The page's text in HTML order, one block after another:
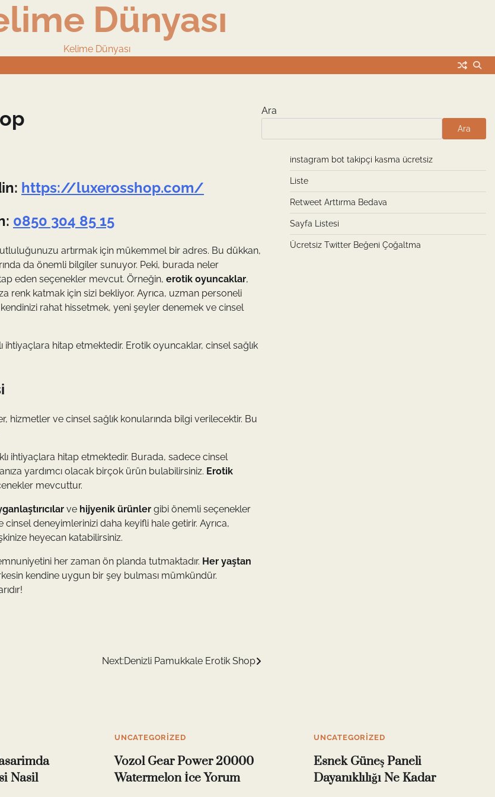
Dünyası
Kelime Dünyası
https://luxerosshop.com/
0850 304 85 15
artırmak için mükemmel bir adres. Bu dükkan,
da önemli bilgiler sunuyor. Peki, burada neler
eden seçenekler mevcut. Örneğin, erotik oyuncaklar,
renk katmak için sizi bekliyor. Ayrıca, uzman personeli
rahat hissetmek, yeni şeyler denemek ve cinsel
hitap etmektedir. Erotik oyuncaklar, cinsel sağlık
hizmetler ve cinsel sağlık konularında bilgi verilecektir. Bu
ihtiyaçlara hitap etmektedir. Burada, sadece cinsel
yardımcı olacak birçok ürün bulabilirsiniz. Erotik
mevcuttur.
ve hijyenik ürünler gibi önemli seçenekler
cinsel deneyimlerinizi daha keyifli hale getirir. Ayrıca,
heyecan katabilirsiniz.
her zaman ön planda tutmaktadır. Her yaştan
kendine uygun bir şey bulması mümkündür.
Next:Denizli Pamukkale Erotik Shop
Ara
Ara
instagram bot takipçi kasma ücretsiz
Liste
Retweet Arttırma Bedava
Sayfa Listesi
Ücretsiz Twitter Beğeni Çoğaltma
Nasil
UNCATEGORIZED
Vozol Gear Power 20000
Watermelon İce Yorum
UNCATEGORIZED
Esnek Güneş Paneli
Dayanıklılığı Ne Kadar